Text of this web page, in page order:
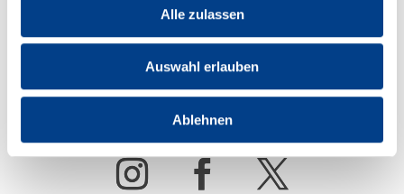
Alle zulassen
Auswahl erlauben
Ablehnen
Folge uns